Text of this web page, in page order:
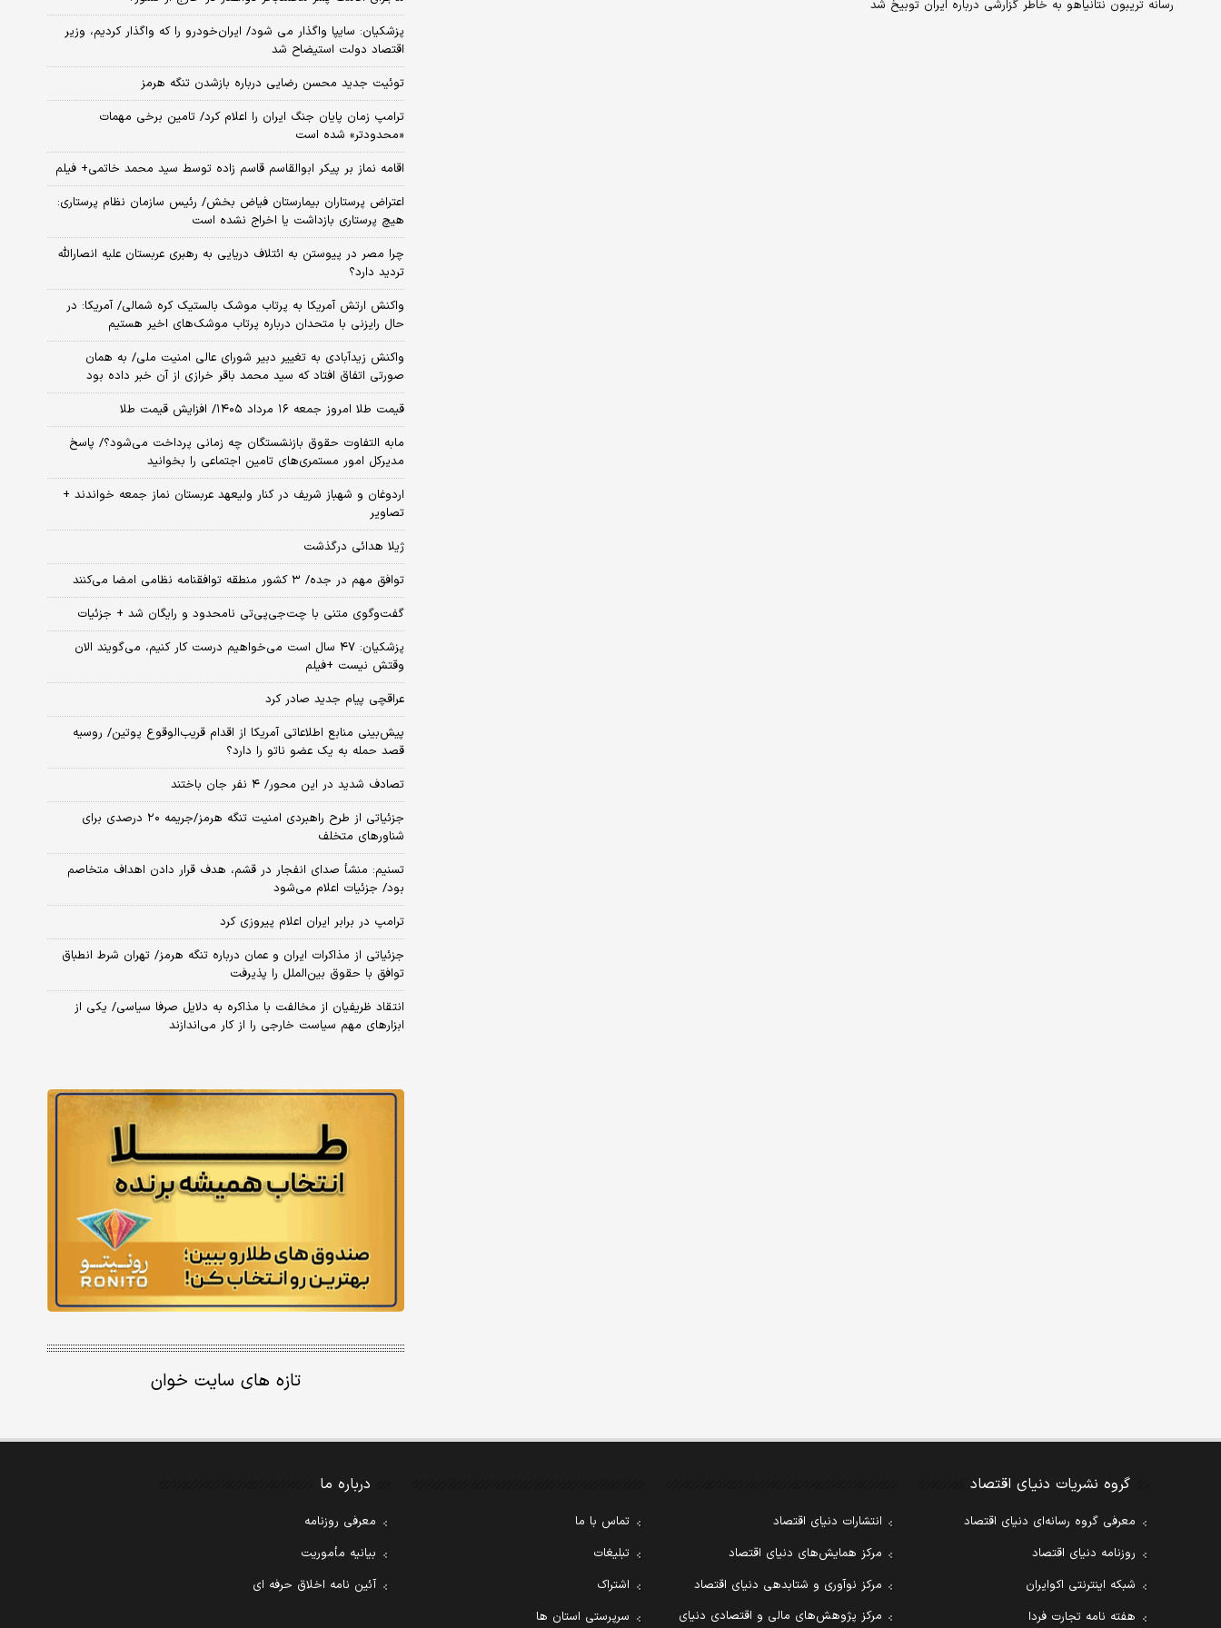
رسانه تریبون نتانیاهو به خاطر گزارشی درباره ایران توبیخ شد
پزشکیان: سایپا واگذار می شود/ ایران‌خودرو را که واگذار کردیم، وزیر
اقتصاد دولت استیضاح شد
توئیت جدید محسن رضایی درباره بازشدن تنگه هرمز
ترامپ زمان پایان جنگ ایران را اعلام کرد/ تامین برخی مهمات
«محدودتر» شده است
اقامه نماز بر پیکر ابوالقاسم قاسم زاده توسط سید محمد خاتمی+ فیلم
اعتراض پرستاران بیمارستان فیاض بخش/ رئیس سازمان نظام پرستاری:
هیچ پرستاری بازداشت یا اخراج نشده است
چرا مصر در پیوستن به ائتلاف دریایی به رهبری عربستان علیه انصارالله
تردید دارد؟
واکنش ارتش آمریکا به پرتاب موشک بالستیک کره شمالی/ آمریکا: در
حال رایزنی با متحدان درباره پرتاب موشک‌های اخیر هستیم
واکنش زیدآبادی به تغییر دبیر شورای عالی امنیت ملی/ به همان
صورتی اتفاق افتاد که سید محمد باقر خرازی از آن خبر داده بود
قیمت طلا امروز جمعه ۱۶ مرداد ۱۴۰۵/ افزایش قیمت طلا
مابه التفاوت حقوق بازنشستگان چه زمانی پرداخت می‌شود؟/ پاسخ
مدیرکل امور مستمری‌های تامین اجتماعی را بخوانید
اردوغان و شهباز شریف در کنار ولیعهد عربستان نماز جمعه خواندند +
تصاویر
ژیلا هدائی درگذشت
توافق مهم در جده/ ۳ کشور منطقه توافقنامه نظامی امضا می‌کنند
گفت‌وگوی متنی با چت‌جی‌پی‌تی نامحدود و رایگان شد + جزئیات
پزشکیان: ۴۷ سال است می‌خواهیم درست کار کنیم، می‌گویند الان
وقتش نیست +فیلم
عراقچی پیام جدید صادر کرد
پیش‌بینی منابع اطلاعاتی آمریکا از اقدام قریب‌الوقوع پوتین/ روسیه
قصد حمله به یک عضو ناتو را دارد؟
تصادف شدید در این محور/ ۴ نفر جان باختند
جزئیاتی از طرح راهبردی امنیت تنگه هرمز/جریمه ۲۰ درصدی برای
شناورهای متخلف
تسنیم: منشأ صدای انفجار در قشم، هدف قرار دادن اهداف متخاصم
بود/ جزئیات اعلام می‌شود
ترامپ در برابر ایران اعلام پیروزی کرد
جزئیاتی از مذاکرات ایران و عمان درباره تنگه هرمز/ تهران شرط انطباق
توافق با حقوق بین‌الملل را پذیرفت
انتقاد ظریفیان از مخالفت با مذاکره به دلایل صرفا سیاسی/ یکی از
ابزارهای مهم سیاست خارجی را از کار می‌اندازند
تازه های سایت خوان
گروه نشریات دنیای اقتصاد
معرفی گروه رسانه‌ای دنیای اقتصاد
روزنامه دنیای اقتصاد
شبکه اینترنتی اکوایران
هفته نامه تجارت فردا
انتشارات دنیای اقتصاد
مرکز همایش‌های دنیای اقتصاد
مرکز نوآوری و شتابدهی دنیای اقتصاد
مرکز پژوهش‌های مالی و اقتصادی دنیای
تماس با ما
تبلیغات
اشتراک
سرپرستی استان ها
درباره ما
معرفی روزنامه
بیانیه مأموریت
آئین نامه اخلاق حرفه ای